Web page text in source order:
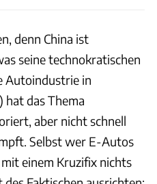
denn China ist
seine technokratischen
Autoindustrie in
hat das Thema
aber nicht schnell
Selbst wer E-Autos
einem Kruzifix nichts